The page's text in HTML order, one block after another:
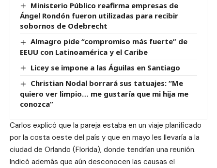
Ministerio Público reafirma empresas de
Ángel Rondón fueron utilizadas para recibir
sobornos de Odebrecht
Almagro pide “compromiso más fuerte” de
EEUU con Latinoamérica y el Caribe
Licey se impone a las Águilas en Santiago
Christian Nodal borrará sus tatuajes: “Me
quiero ver limpio… me gustaría que mi hija me
conozca”
Carlos explicó que la pareja estaba en un viaje planificado
por la costa oeste del país y que en mayo les llevaría a la
ciudad de Orlando (Florida), donde tendrían una reunión.
Indicó además que aún desconocen las causas el